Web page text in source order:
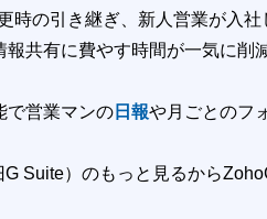
時の引き継ぎ、新人営業が入
共有に費やす時間が一気に削
で営業マンの 日報や月ごとのフ
Suite）のもっと見るから